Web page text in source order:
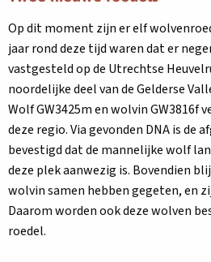
Op dit moment zijn er elf
jaar rond deze tijd waren dat er
vastgesteld op de Utrechtse
noordelijke deel van de Gelderse
Wolf GW3425m en wolvin GW3816f
deze regio. Via gevonden DNA is de
bevestigd dat de mannelijke wolf
deze plek aanwezig is. Bovendien
wolvin samen hebben gegeten, en
Daarom worden ook deze wolven
roedel.